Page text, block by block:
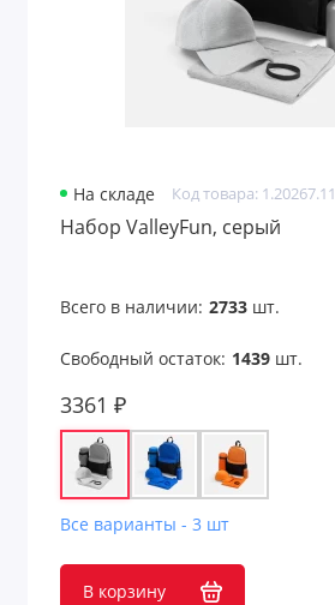
На складе Код товара: 1.20267.11
Набор ValleyFun, серый
Всего в наличии: 2733шт.
Свободный остаток: 1439шт.
3361 ₽
Все варианты - 3 шт
В корзину